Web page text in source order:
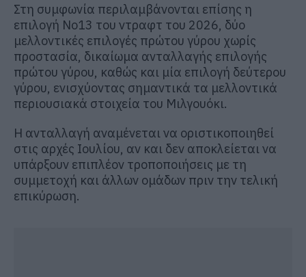
Στη συμφωνία περιλαμβάνονται επίσης η
επιλογή Νο13 του ντραφτ του 2026, δύο
μελλοντικές επιλογές πρώτου γύρου χωρίς
προστασία, δικαίωμα ανταλλαγής επιλογής
πρώτου γύρου, καθώς και μία επιλογή δεύτερου
γύρου, ενισχύοντας σημαντικά τα μελλοντικά
περιουσιακά στοιχεία του Μιλγουόκι.
Η ανταλλαγή αναμένεται να οριστικοποιηθεί
στις αρχές Ιουλίου, αν και δεν αποκλείεται να
υπάρξουν επιπλέον τροποποιήσεις με τη
συμμετοχή και άλλων ομάδων πριν την τελική
επικύρωση.